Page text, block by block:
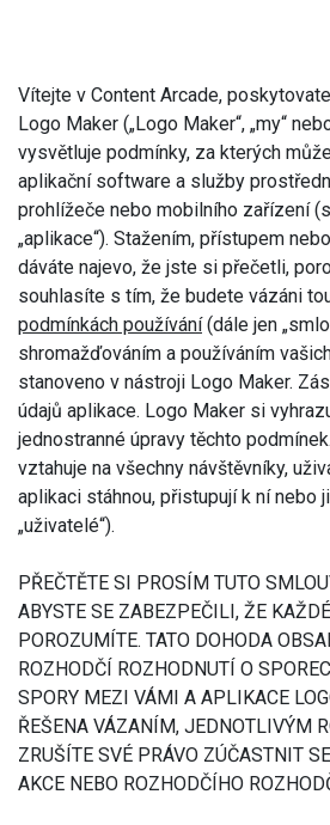
Vítejte v Content Arcade,
Logo Maker („Logo Maker“, „my“
vysvětluje podmínky, za kterých
aplikační software a služby
prohlížeče nebo mobilního zařízení
„aplikace“). Stažením, přístupem
dáváte najevo, že jste si přečetli,
souhlasíte s tím, že budete vázáni
podmínkách používání (dále jen
shromažďováním a používáním
stanoveno v nástroji Logo Maker.
údajů aplikace. Logo Maker si
jednostranné úpravy těchto
vztahuje na všechny návštěvníky,
aplikaci stáhnou, přistupují k ní nebo
„uživatelé“).
PŘEČTĚTE SI PROSÍM TUTO
ABYSTE SE ZABEZPEČILI, ŽE
POROZUMÍTE. TATO DOHODA
ROZHODČÍ ROZHODNUTÍ O
SPORY MEZI VÁMI A APLIKACE
ŘEŠENA VÁZANÍM, JEDNOTLIVÝM
ZRUŠÍTE SVÉ PRÁVO ZÚČASTNIT
AKCE NEBO ROZHODČÍHO